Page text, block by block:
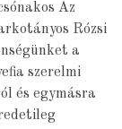
Az
Rózsi
a
szerelmi
és egymásra